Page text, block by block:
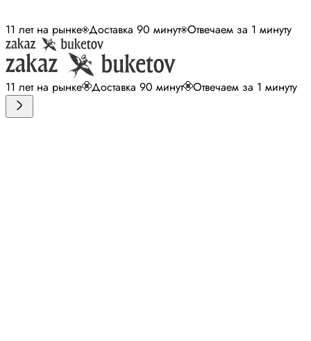
11 лет на рынке Доставка 90 минут Отвечаем за 1 минуту
11 лет на рынке Доставка 90 минут Отвечаем за 1 минуту